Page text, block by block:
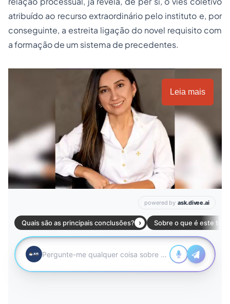
atribuído ao recurso extraordinário pelo instituto e, por
conseguinte, a estreita ligação do novel requisito com
a formação de um sistema de precedentes.
Leia mais